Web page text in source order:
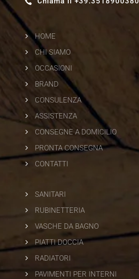
5 HOME
5
CHI SIAMO
5
OCCASIONI
5
BRAND
5
CONSULENZA
5
ASSISTENZA
5
CONSEGNE A DOMICILIO
5
PRONTA CONSEGNA
5
CONTATTI
5
SANITARI
5
RUBINETTERIA
5
VASCHE DA BAGNO
5
PIATTI DOCCIA
5
RADIATORI
5
PAVIMENTI PER INTERNI